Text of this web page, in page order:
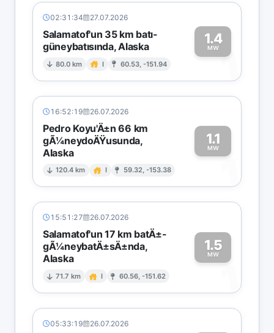
02:31:34 27.07.2026
Salamatof'un 35 km batı-
güneybatısında, Alaska
80.0 km I 60.53, -151.94
1.4
MW1
16:52:19 26.07.2026
Pedro Koyu'Ä±n 66 km
gÃ¼neydoÄŸusunda,
Alaska
120.4 km I 59.32, -153.38
1.1
MW
1
15:51:27 26.07.2026
Salamatof'un 17 km batÄ±-
gÃ¼neybatÄ±sÄ±nda,
Alaska
71.7 km I 60.56, -151.62
1.5
MW
1
05:33:19 26.07.2026